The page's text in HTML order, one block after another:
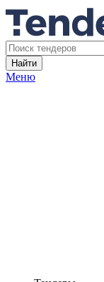
Найти
Меню